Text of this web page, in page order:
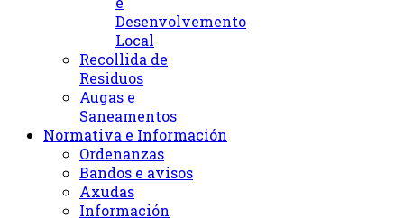
Desenvolvemento
Local
Recollida de
Residuos
Augas e
Saneamentos
Normativa e Información
Ordenanzas
Bandos e avisos
Axudas
Información